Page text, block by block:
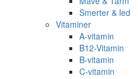
Smerter & led
Vitaminer
A-vitamin
B12-Vitamin
B-vitamin
C-vitamin